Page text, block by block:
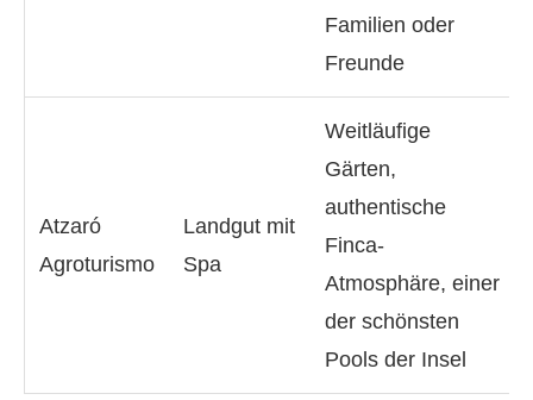
Familien oder
Freunde
Atzaró
Agroturismo
Landgut mit
Spa
Weitläufige
Gärten,
authentische
Finca-
Atmosphäre, einer
der schönsten
Pools der Insel